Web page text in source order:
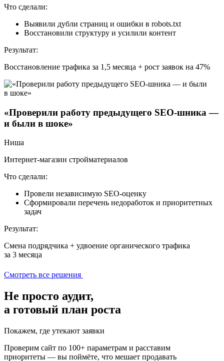
Что сделали:
Выявили дубли страниц и ошибки в robots.txt
Восстановили структуру и усилили контент
Результат:
Восстановление трафика за 1,5 месяца + рост заявок на 47%
«Проверили работу предыдущего SEO-шника —
и были в шоке»
Ниша
Интернет-магазин стройматериалов
Что сделали:
Провели независимую SEO-оценку
Сформировали перечень недоработок и приоритетных
задач
Результат:
Смена подрядчика + удвоение органического трафика
за 3 месяца
Смотреть все решения
Не просто аудит,
а готовый план роста
Покажем, где утекают заявки
Проверим сайт по 100+ параметрам и расставим
приоритеты — вы поймёте, что мешает продавать